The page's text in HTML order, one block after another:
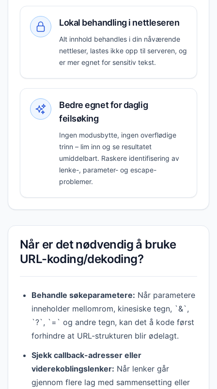
Lokal behandling i nettleseren
Alt innhold behandles i din nåværende
nettleser, lastes ikke opp til serveren, og
er mer egnet for sensitiv tekst.
Bedre egnet for daglig
feilsøking
Ingen modusbytte, ingen overflødige
trinn – lim inn og se resultatet
umiddelbart. Raskere identifisering av
lenke-, parameter- og escape-
problemer.
Når er det nødvendig å bruke
URL-koding/dekoding?
Behandle søkeparametere: Når parametere
inneholder mellomrom, kinesiske tegn, `&`,
`?`, `=` og andre tegn, kan det å kode først
forhindre at URL-strukturen blir ødelagt.
Sjekk callback-adresser eller
viderekoblingslenker: Når lenker går
gjennom flere lag med sammensetting eller